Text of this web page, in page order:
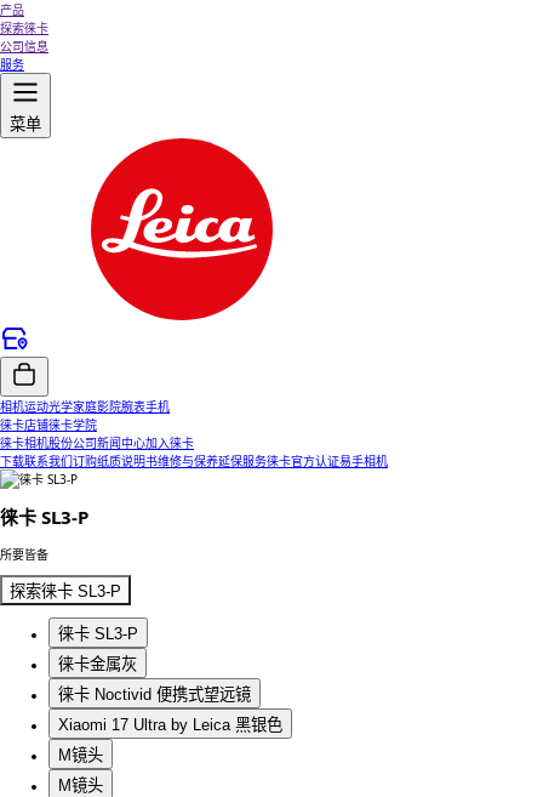
产品
探索徕卡
公司信息
服务
菜单
相机运动光学家庭影院腕表手机
徕卡店铺徕卡学院
徕卡相机股份公司新闻中心加入徕卡
下载联系我们订购纸质说明书维修与保养延保服务徕卡官方认证易手相机
徕卡 SL3-P
所要皆备
探索徕卡 SL3-P
徕卡 SL3-P
徕卡金属灰
徕卡 Noctivid 便携式望远镜
Xiaomi 17 Ultra by Leica 黑银色
M镜头
M镜头